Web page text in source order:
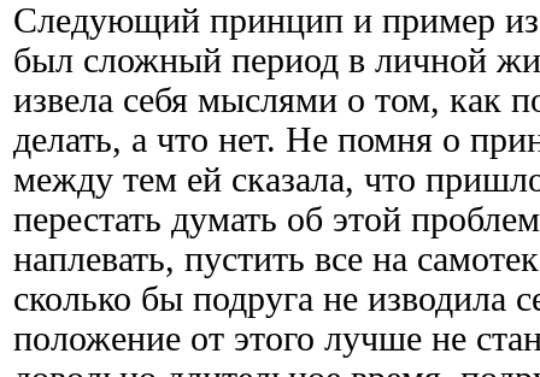
Следующий принцип и пример
был сложный период в личной
извела себя мыслями о том, как
делать, а что нет. Не помня о
между тем ей сказала, что
перестать думать об этой
наплевать, пустить все на
сколько бы подруга не изводила
положение от этого лучше не